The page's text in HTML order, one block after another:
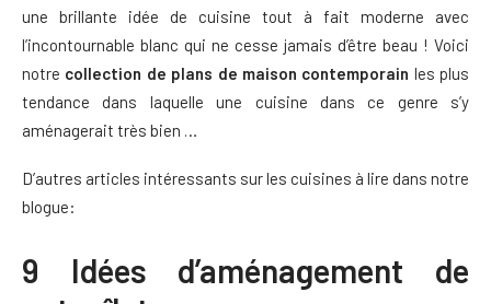
une brillante idée de cuisine tout à fait moderne avec
l’incontournable blanc qui ne cesse jamais d’être beau ! Voici
notre collection de plans de maison contemporain les plus
tendance dans laquelle une cuisine dans ce genre s’y
aménagerait très bien …
D’autres articles intéressants sur les cuisines à lire dans notre
blogue:
9 Idées d’aménagement de